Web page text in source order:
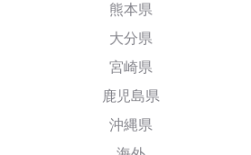
熊本県
大分県
宮崎県
鹿児島県
沖縄県